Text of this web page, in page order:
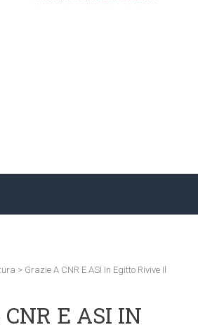
> Grazie A CNR E ASI In Egitto Rivive Il
E ASI IN